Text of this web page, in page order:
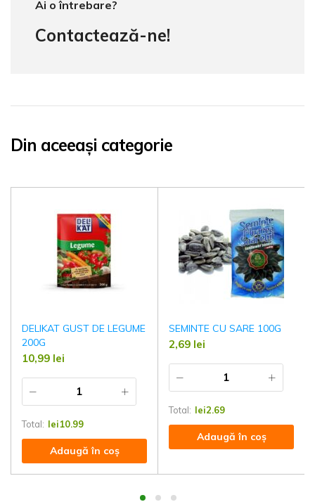
Ai o întrebare?
Contactează-ne!
Din aceeași categorie
DELIKAT GUST DE LEGUME
200G
10,99 lei
Total: lei10.99
Adaugă în coș
SEMINTE CU SARE 100G
2,69 lei
Total: lei2.69
Adaugă în coș